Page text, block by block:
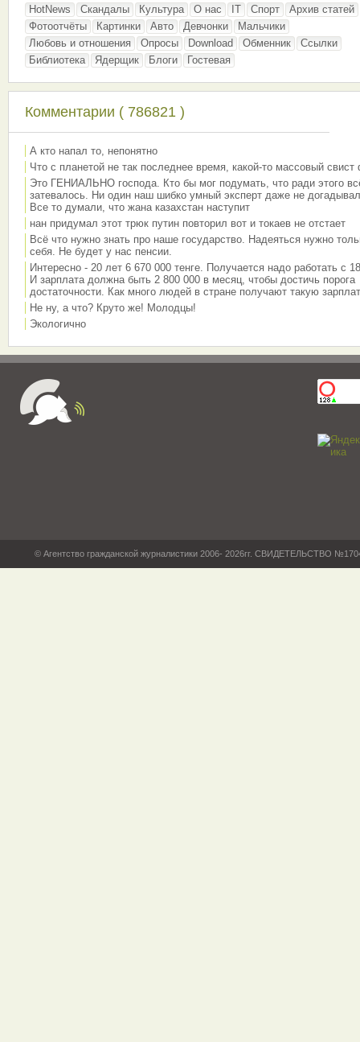
HotNews
Скандалы Культура О нас IT Спорт
Архив статей
Фотоотчёты
Картинки Авто Девчонки
Мальчики
Любовь и отношения
Опросы Download Обменник
Ссылки
Библиотека
Ядерщик Блоги Гостевая
Комментарии ( 786821 )
А кто напал то, непонятно
Что с планетой не так последнее время, какой-то массовый свист
Это ГЕНИАЛЬНО господа. Кто бы мог подумать, что ради этого
затевалось. Ни один наш шибко умный эксперт даже не
Все то думали, что жана казахстан наступит
нан придумал этот трюк путин повторил вот и токаев не отстает
Всё что нужно знать про наше государство. Надеяться нужно
себя. Не будет у нас пенсии.
Интересно - 20 лет 6 670 000 тенге. Получается надо работать с
И зарплата должна быть 2 800 000 в месяц, чтобы достичь порога
достаточности. Как много людей в стране получают такую
Не ну, а что? Круто же! Молодцы!
Экологично
© Агентство гражданской журналистики 2006- 2026гг. СВИДЕТЕЛЬСТВО